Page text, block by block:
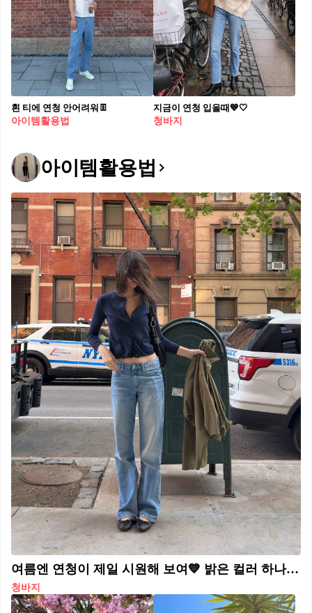
흰 티에 연청 안어려워👖
아이템활용법
지금이 연청 입을때💙🤍
청바지
아이템활용법
여름엔 연청이 제일 시원해 보여💙 밝은 컬러 하나로 산뜻하게 코디해보세요👖💡
청바지